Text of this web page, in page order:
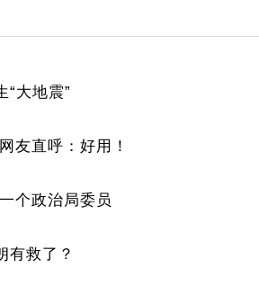
“大地震”
友直呼：好用！
个政治局委员
有救了？